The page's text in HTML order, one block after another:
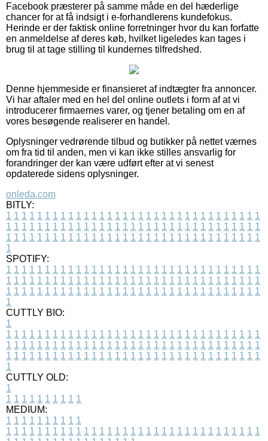
Facebook præsterer på samme måde en del hæderlige
chancer for at få indsigt i e-forhandlerens kundefokus.
Herinde er der faktisk online forretninger hvor du kan forfatte
en anmeldelse af deres køb, hvilket ligeledes kan tages i
brug til at tage stilling til kundernes tilfredshed.
Denne hjemmeside er finansieret af indtægter fra annoncer.
Vi har aftaler med en hel del online outlets i form af at vi
introducerer firmaernes varer, og tjener betaling om en af
vores besøgende realiserer en handel.
Oplysninger vedrørende tilbud og butikker på nettet værnes
om fra tid til anden, men vi kan ikke stilles ansvarlig for
forandringer der kan være udført efter at vi senest
opdaterede sidens oplysninger.
onleda.com
BITLY:
1 1 1 1 1 1 1 1 1 1 1 1 1 1 1 1 1 1 1 1 1 1 1 1 1 1 1 1 1 1 1 1 1
1 1 1 1 1 1 1 1 1 1 1 1 1 1 1 1 1 1 1 1 1 1 1 1 1 1 1 1 1 1 1 1 1
1 1 1 1 1 1 1 1 1 1 1 1 1 1 1 1 1 1 1 1 1 1 1 1 1 1 1 1 1 1 1 1 1
1
SPOTIFY:
1 1 1 1 1 1 1 1 1 1 1 1 1 1 1 1 1 1 1 1 1 1 1 1 1 1 1 1 1 1 1 1 1
1 1 1 1 1 1 1 1 1 1 1 1 1 1 1 1 1 1 1 1 1 1 1 1 1 1 1 1 1 1 1 1 1
1 1 1 1 1 1 1 1 1 1 1 1 1 1 1 1 1 1 1 1 1 1 1 1 1 1 1 1 1 1 1 1 1
1
CUTTLY BIO:
1
1 1 1 1 1 1 1 1 1 1 1 1 1 1 1 1 1 1 1 1 1 1 1 1 1 1 1 1 1 1 1 1 1
1 1 1 1 1 1 1 1 1 1 1 1 1 1 1 1 1 1 1 1 1 1 1 1 1 1 1 1 1 1 1 1 1
1 1 1 1 1 1 1 1 1 1 1 1 1 1 1 1 1 1 1 1 1 1 1 1 1 1 1 1 1 1 1 1 1
1
CUTTLY OLD:
1
1 1 1 1 1 1 1 1 1 1
MEDIUM:
1 1 1 1 1 1 1 1 1 1
1 1 1 1 1 1 1 1 1 1 1 1 1 1 1 1 1 1 1 1 1 1 1 1 1 1 1 1 1 1 1 1 1